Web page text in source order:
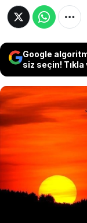
Google
siz seçin! Tıkla
Orta
bir
petrol
yüzde 5
düşük